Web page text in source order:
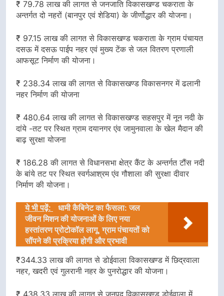
₹ 79.78 लाख की लागत से जनजाति विकासखण्ड चकराता के
अन्तर्गत दो नहरों (बानपुर एवं शेडिया) के जीर्णोद्धार की योजना।
₹ 97.15 लाख की लागत से विकासखण्ड चकराता के ग्राम पंचायत
दसऊ में दसऊ पाईप नहर एवं मुख्य टेंक से जल वितरण प्रणाली
आफसूट निर्माण की योजना।
₹ 238.34 लाख की लागत से विकासखण्ड विकासनगर में ढलानी
नहर निर्माण की योजना
₹ 480.64 लाख की लागत से विकासखण्ड सहसपुर में नून नदी के
दांये -तट पर स्थित ग्राम दयानगर एंव जामुनवाला के खेल मैदान की
बाढ़ सुरक्षा योजना
₹ 186.28 की लागत से विधानसभा क्षेत्र कैंट के अन्तर्गत टौंस नदी
के बांये तट पर स्थित स्वर्गआश्रम एंव गौशाला की सुरक्षा दीवार
निर्माण की योजना।
ये भी पढ़ें:
धामी कैबिनेट का फैसला: जल
जीवन मिशन की योजनाओं के लिए नया
हस्तांतरण प्रोटोकॉल लागू, ग्राम पंचायतों को
सौंपने की प्रक्रिया होगी और प्रभावी
₹344.33 लाख की लागत से डोईवाला विकासखण्ड में छिद्रवाला
नहर, खदरी एवं गुलरानी नहर के पुनरोद्धार की योजना।
₹ 438.33 लाख की लागत से जनपद विकासखण्ड डोईवाला में